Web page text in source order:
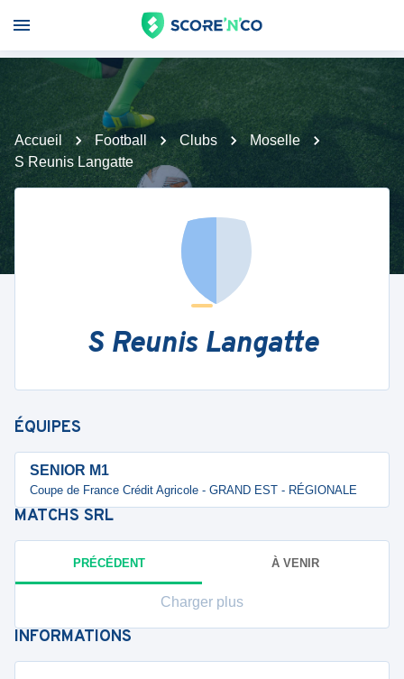
Accueil Football Clubs
Moselle
S Reunis Langatte
S Reunis Langatte
ÉQUIPES
SENIOR M1
Coupe de France Crédit Agricole - GRAND EST - RÉGIONALE
MATCHS SRL
PRÉCÉDENT À VENIR
Charger plus
INFORMATIONS